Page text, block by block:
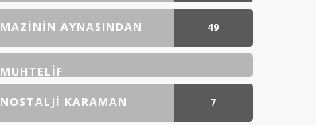
GÖNDERI(LER)
MAZININ AYNASINDAN 49
MUHTELIF
NOSTALJI KARAMAN
7